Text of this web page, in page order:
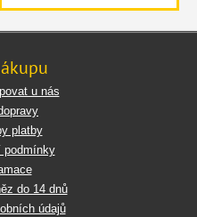
u nás
platby
podmínky
do 14 dnů
údajů